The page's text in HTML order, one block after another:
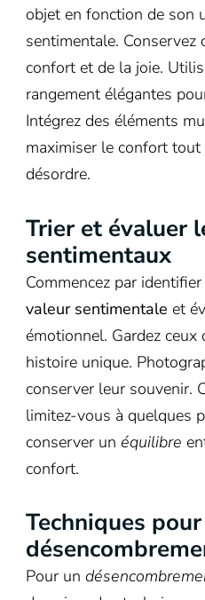
objet en fonction de son
sentimentale. Conservez
confort et de la joie.
rangement élégantes
Intégrez des éléments
maximiser le confort
désordre.
Trier et évaluer
sentimentaux
Commencez par
valeur sentimentale et
émotionnel. Gardez
histoire unique.
conserver leur souvenir.
limitez-vous à quelques
conserver un équilibre
confort.
Techniques
Pour un